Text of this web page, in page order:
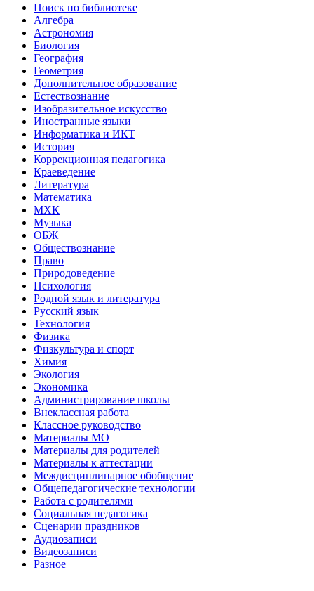
Поиск по библиотеке
Алгебра
Астрономия
Биология
География
Геометрия
Дополнительное образование
Естествознание
Изобразительное искусство
Иностранные языки
Информатика и ИКТ
История
Коррекционная педагогика
Краеведение
Литература
Математика
МХК
Музыка
ОБЖ
Обществознание
Право
Природоведение
Психология
Родной язык и литература
Русский язык
Технология
Физика
Физкультура и спорт
Химия
Экология
Экономика
Администрирование школы
Внеклассная работа
Классное руководство
Материалы МО
Материалы для родителей
Материалы к аттестации
Междисциплинарное обобщение
Общепедагогические технологии
Работа с родителями
Социальная педагогика
Сценарии праздников
Аудиозаписи
Видеозаписи
Разное